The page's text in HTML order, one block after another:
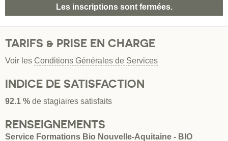
Les inscriptions sont fermées.
TARIFS & PRISE EN CHARGE
Voir les Conditions Générales de Services
INDICE DE SATISFACTION
92.1 % de stagiaires satisfaits
RENSEIGNEMENTS
Service Formations Bio Nouvelle-Aquitaine - BIO